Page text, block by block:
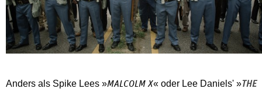
Anders als Spike Lees »MALCOLM X« oder Lee Daniels' »THE